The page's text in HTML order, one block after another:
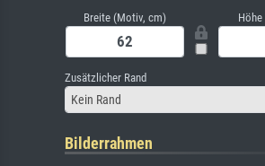
Breite (Motiv, cm)
Zusätzlicher Rand
Kein Rand
Bilderrahmen